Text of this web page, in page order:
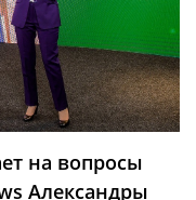
на вопросы
Александры